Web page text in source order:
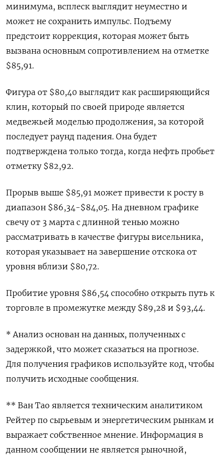
минимума, всплеск выглядит неуместно и
может не сохранить импульс. Подъему
предстоит коррекция, которая может быть
вызвана основным сопротивлением на отметке
$85,91.
Фигура от $80,40 выглядит как расширяющийся
клин, который по своей природе является
медвежьей моделью продолжения, за которой
последует раунд падения. Она будет
подтверждена только тогда, когда нефть пробьет
отметку $82,92.
Прорыв выше $85,91 может привести к росту в
диапазон $86,34-$84,05. На дневном графике
свечу от 3 марта с длинной тенью можно
рассматривать в качестве фигуры висельника,
которая указывает на завершение отскока от
уровня вблизи $80,72.
Пробитие уровня $86,54 способно открыть путь к
торговле в промежутке между $89,28 и $93,44.
* Анализ основан на данных, полученных с
задержкой, что может сказаться на прогнозе.
Для получения графиков используйте код, чтобы
получить исходные сообщения.
** Ван Тао является техническим аналитиком
Рейтер по сырьевым и энергетическим рынкам и
выражает собственное мнение. Информация в
данном сообщении не является рыночной,